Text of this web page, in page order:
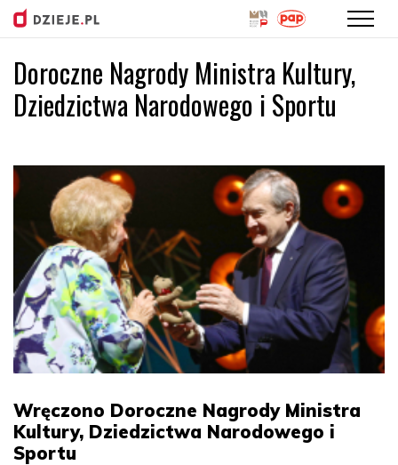
Przejdź
do
treści
Doroczne Nagrody Ministra Kultury,
Dziedzictwa Narodowego i Sportu
Wręczono Doroczne Nagrody Ministra
Kultury, Dziedzictwa Narodowego i
Sportu